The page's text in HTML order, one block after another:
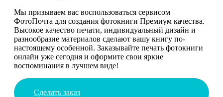
Мы призываем вас воспользоваться сервисом
ФотоПочта для создания фотокниги Премиум качества.
Высокое качество печати, индивидуальный дизайн и
разнообразие материалов сделают вашу книгу по-
настоящему особенной. Заказывайте печать фотокниги
онлайн уже сегодня и оформите свои яркие
воспоминания в лучшем виде!
Сделать заказ